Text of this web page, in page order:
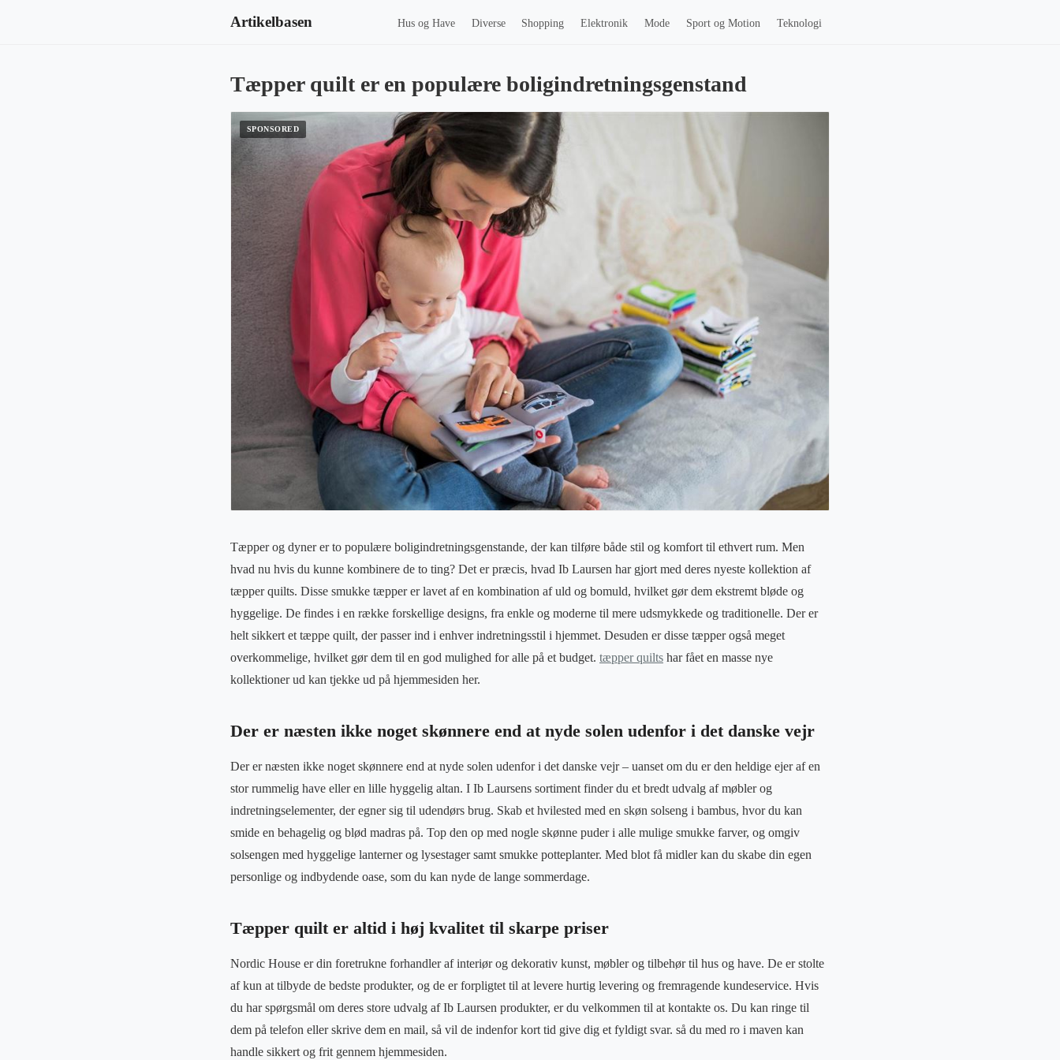
Artikelbasen Hus og Have Diverse Shopping Elektronik Mode Sport og Motion Teknologi
Tæpper quilt er en populære boligindretningsgenstand
Tæpper og dyner er to populære boligindretningsgenstande, der kan tilføre både stil og komfort til ethvert rum. Men
hvad nu hvis du kunne kombinere de to ting? Det er præcis, hvad Ib Laursen har gjort med deres nyeste kollektion af
tæpper quilts. Disse smukke tæpper er lavet af en kombination af uld og bomuld, hvilket gør dem ekstremt bløde og
hyggelige. De findes i en række forskellige designs, fra enkle og moderne til mere udsmykkede og traditionelle. Der er
helt sikkert et tæppe quilt, der passer ind i enhver indretningsstil i hjemmet. Desuden er disse tæpper også meget
overkommelige, hvilket gør dem til en god mulighed for alle på et budget. tæpper quilts har fået en masse nye
kollektioner ud kan tjekke ud på hjemmesiden her.
Der er næsten ikke noget skønnere end at nyde solen udenfor i det danske vejr
Der er næsten ikke noget skønnere end at nyde solen udenfor i det danske vejr – uanset om du er den heldige ejer af en
stor rummelig have eller en lille hyggelig altan. I Ib Laursens sortiment finder du et bredt udvalg af møbler og
indretningselementer, der egner sig til udendørs brug. Skab et hvilested med en skøn solseng i bambus, hvor du kan
smide en behagelig og blød madras på. Top den op med nogle skønne puder i alle mulige smukke farver, og omgiv
solsengen med hyggelige lanterner og lysestager samt smukke potteplanter. Med blot få midler kan du skabe din egen
personlige og indbydende oase, som du kan nyde de lange sommerdage.
Tæpper quilt er altid i høj kvalitet til skarpe priser
Nordic House er din foretrukne forhandler af interiør og dekorativ kunst, møbler og tilbehør til hus og have. De er stolte
af kun at tilbyde de bedste produkter, og de er forpligtet til at levere hurtig levering og fremragende kundeservice. Hvis
du har spørgsmål om deres store udvalg af Ib Laursen produkter, er du velkommen til at kontakte os. Du kan ringe til
dem på telefon eller skrive dem en mail, så vil de indenfor kort tid give dig et fyldigt svar. så du med ro i maven kan
handle sikkert og frit gennem hjemmesiden.